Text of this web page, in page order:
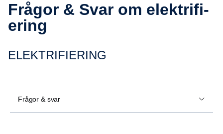
Frågor & Svar om elekt­ri­fi­
e­ring
ELEKT­RI­FI­E­RING
Frågor & svar